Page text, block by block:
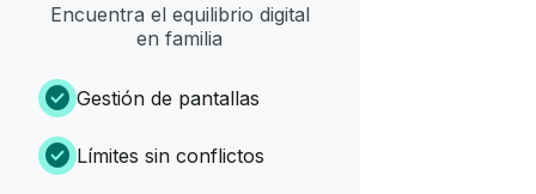
Encuentra el equilibrio digital
en familia
check_circle Gestión de pantallas
check_circle Límites sin conflictos